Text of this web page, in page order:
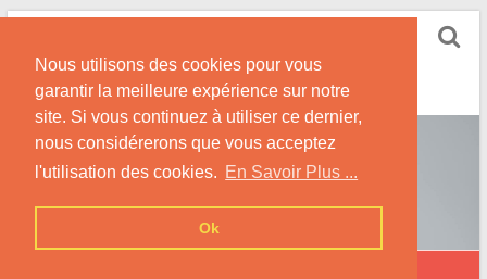
Nous utilisons des cookies pour vous
garantir la meilleure expérience sur notre
site. Si vous continuez à utiliser ce dernier,
nous considérerons que vous acceptez
l'utilisation des cookies. En Savoir Plus ...
Ok
Skip
content
Conseils et Infos pour la Rencontre d'une Belle
Africaine !